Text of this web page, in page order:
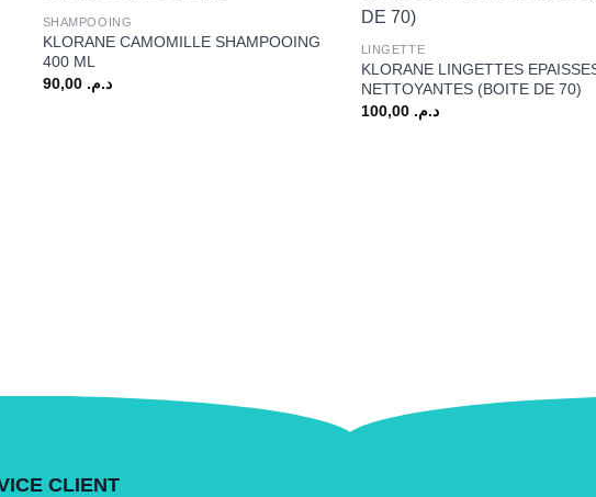
SHAMPOOING
KLORANE CAMOMILLE SHAMPOOING
400 ML
د.م. 90,00
+
LINGETTE
KLORANE LINGETTES
NETTOYANTES (BOITE DE 70)
د.م. 100,00
CLIENT